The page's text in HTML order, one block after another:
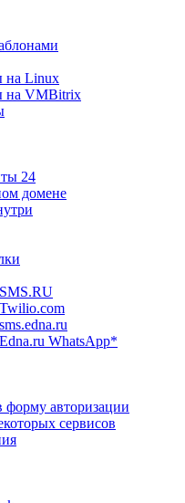
на Linux
на VMBitrix
24
домене
WhatsApp*
форму авторизации
сервисов